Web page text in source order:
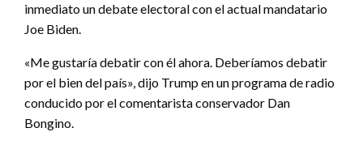
inmediato un debate electoral con el actual mandatario
Joe Biden.
«Me gustaría debatir con él ahora. Deberíamos debatir
por el bien del país», dijo Trump en un programa de radio
conducido por el comentarista conservador Dan
Bongino.